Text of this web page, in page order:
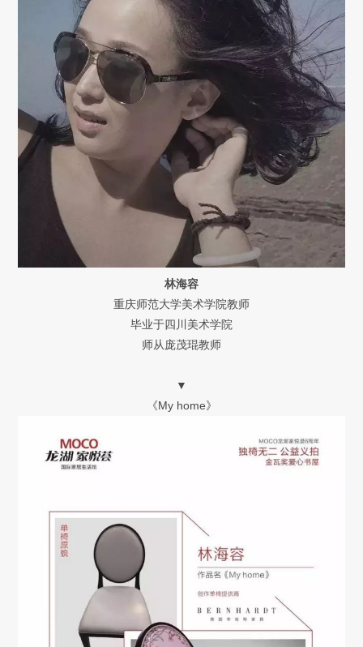
林海容
重庆师范大学美术学院教师
毕业于四川美术学院
师从庞茂琨教师
▼
《My home》